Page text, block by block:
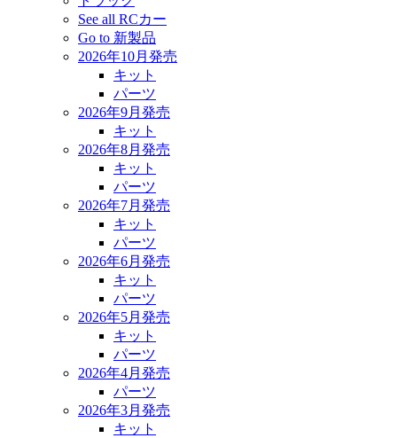
See all RCカー
Go to 新製品
2026年10月発売
キット
パーツ
2026年9月発売
キット
2026年8月発売
キット
パーツ
2026年7月発売
キット
パーツ
2026年6月発売
キット
パーツ
2026年5月発売
キット
パーツ
2026年4月発売
パーツ
2026年3月発売
キット